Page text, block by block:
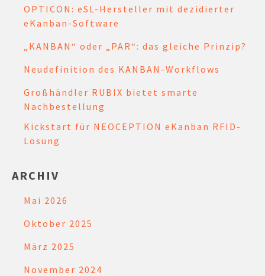
OPTICON: eSL-Hersteller mit dezidierter
eKanban-Software
„KANBAN“ oder „PAR“: das gleiche Prinzip?
Neudefinition des KANBAN-Workflows
Großhändler RUBIX bietet smarte
Nachbestellung
Kickstart für NEOCEPTION eKanban RFID-
Lösung
ARCHIV
Mai 2026
Oktober 2025
März 2025
November 2024